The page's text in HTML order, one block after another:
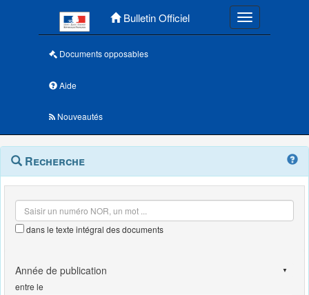
Bulletin Officiel Toggle
Documents opposables
Aide
Nouveautés
Navigation
outils
Menu
contextuel
Recherche
dans le texte intégral des documents
entre le